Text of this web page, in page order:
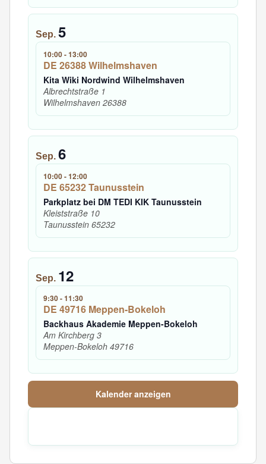
Sep. 5
10:00-13:00
DE 26388 Wilhelmshaven
Kita Wiki Nordwind Wilhelmshaven
Albrechtstraße 1
Wilhelmshaven 26388
Sep. 6
10:00-12:00
DE 65232 Taunusstein
Parkplatz bei DM TEDI KIK Taunusstein
Kleiststraße 10
Taunusstein 65232
Sep. 12
9:30-11:30
DE 49716 Meppen-Bokeloh
Backhaus Akademie Meppen-Bokeloh
Am Kirchberg 3
Meppen-Bokeloh 49716
Kalender anzeigen